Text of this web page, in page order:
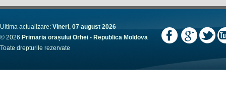
Ultima actualizare: Vineri, 07 august 2026
© 2026 Primaria orașului Orhei - Republica Moldova
Toate drepturile rezervate